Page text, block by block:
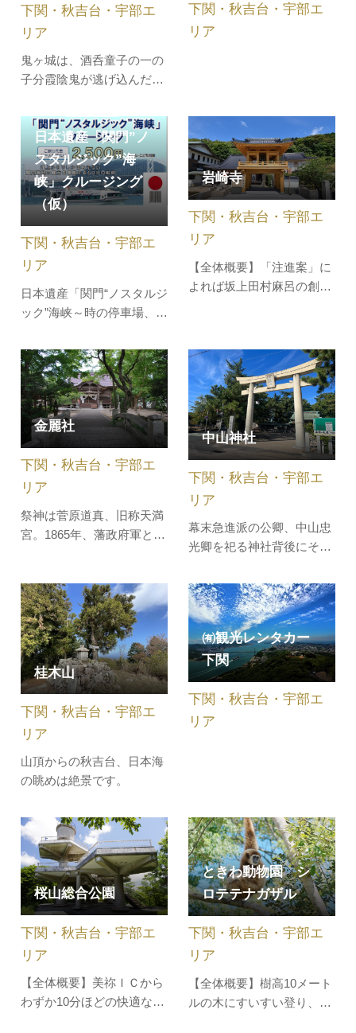
蛭子社との男女2神の再会
の神事であ…
主であった杉氏の家臣本田
氏が九州で戦…
鬼ヶ城は、酒呑童子の一の
子分霞陰鬼が逃げ込んだと
海峡や玄界灘、北九州を一
望することができます。
下関・秋吉台・宇部エ
リア
下関・秋吉台・宇部エ
リア
日本遺産「関門”ノ
スタルジック”海
峡」クルージング
（仮）
日本遺産「関門“ノスタルジ
ック”海峡～時の停車場、近
市・下関市両岸の構成文化
財を海峡から巡ることで、
関門エリアに点在する文
化・歴史コンテンツの魅力
を体感できます。また、同
日に関門海峡キャンドルナ
イトが開催されます。・…
下関・秋吉台・宇部エ
リア
岩崎寺
【全体概要】「注進案」に
よれば坂上田村麻呂の創
釈迦如来など藤原期の仏像
7駆が安置されています。
県指定文化財。(昭和58年4
月5日指定)
下関・秋吉台・宇部エ
リア
金麗社
祭神は菅原道真、旧称天満
宮。1865年、藩政府軍と諸
ところです。境内には、そ
の時の戦利品や多くの石碑
があります。
下関・秋吉台・宇部エ
リア
中山神社
幕末急進派の公卿、中山忠
光卿を祀る神社背後にそび
があり、清流となっていま
す。一日ハイキングコース
として登山に適していま
す。
下関・秋吉台・宇部エ
リア
桂木山
山頂からの秋吉台、日本海
の眺めは絶景です。
下関・秋吉台・宇部エ
リア
㈲観光レンタカー
下関
下関・秋吉台・宇部エ
リア
桜山総合公園
【全体概要】美祢ＩＣから
わずか10分ほどの快適なド
下関・秋吉台・宇部エ
リア
ときわ動物園 シ
ロテテナガザル
【全体概要】樹高10メート
ルの木にすいすい登り、は
下関・秋吉台・宇部エ
リア